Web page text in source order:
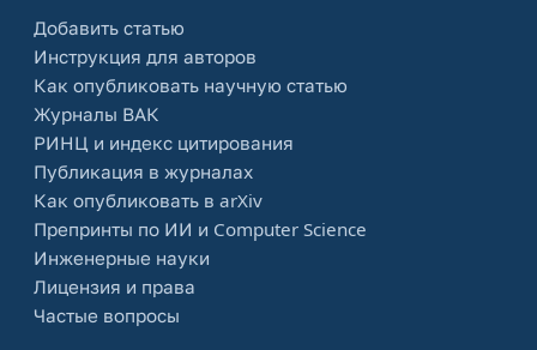
Добавить статью
Инструкция для авторов
Как опубликовать научную статью
Журналы ВАК
РИНЦ и индекс цитирования
Публикация в журналах
Как опубликовать в arXiv
Препринты по ИИ и Computer Science
Инженерные науки
Лицензия и права
Частые вопросы